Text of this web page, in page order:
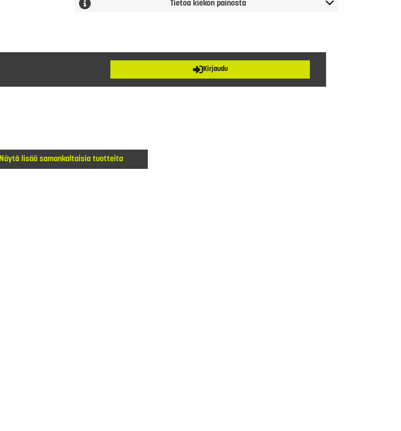
Tietoa kiekon painosta
Kirjaudu
Näytä lisää samankaltaisia tuotteita